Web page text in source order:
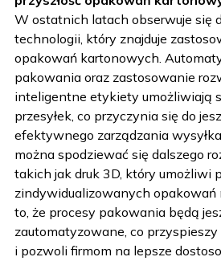
W ostatnich latach obserwuje się
technologii, który znajduje
opakowań kartonowych.
pakowania oraz zastosowanie
inteligentne etykiety umożliwiają
przesyłek, co przyczynia się do
efektywnego zarządzania
można spodziewać się dalszego
takich jak druk 3D, który umożliwi
zindywidualizowanych opakowań
to, że procesy pakowania będą
zautomatyzowane, co
i pozwoli firmom na lepsze